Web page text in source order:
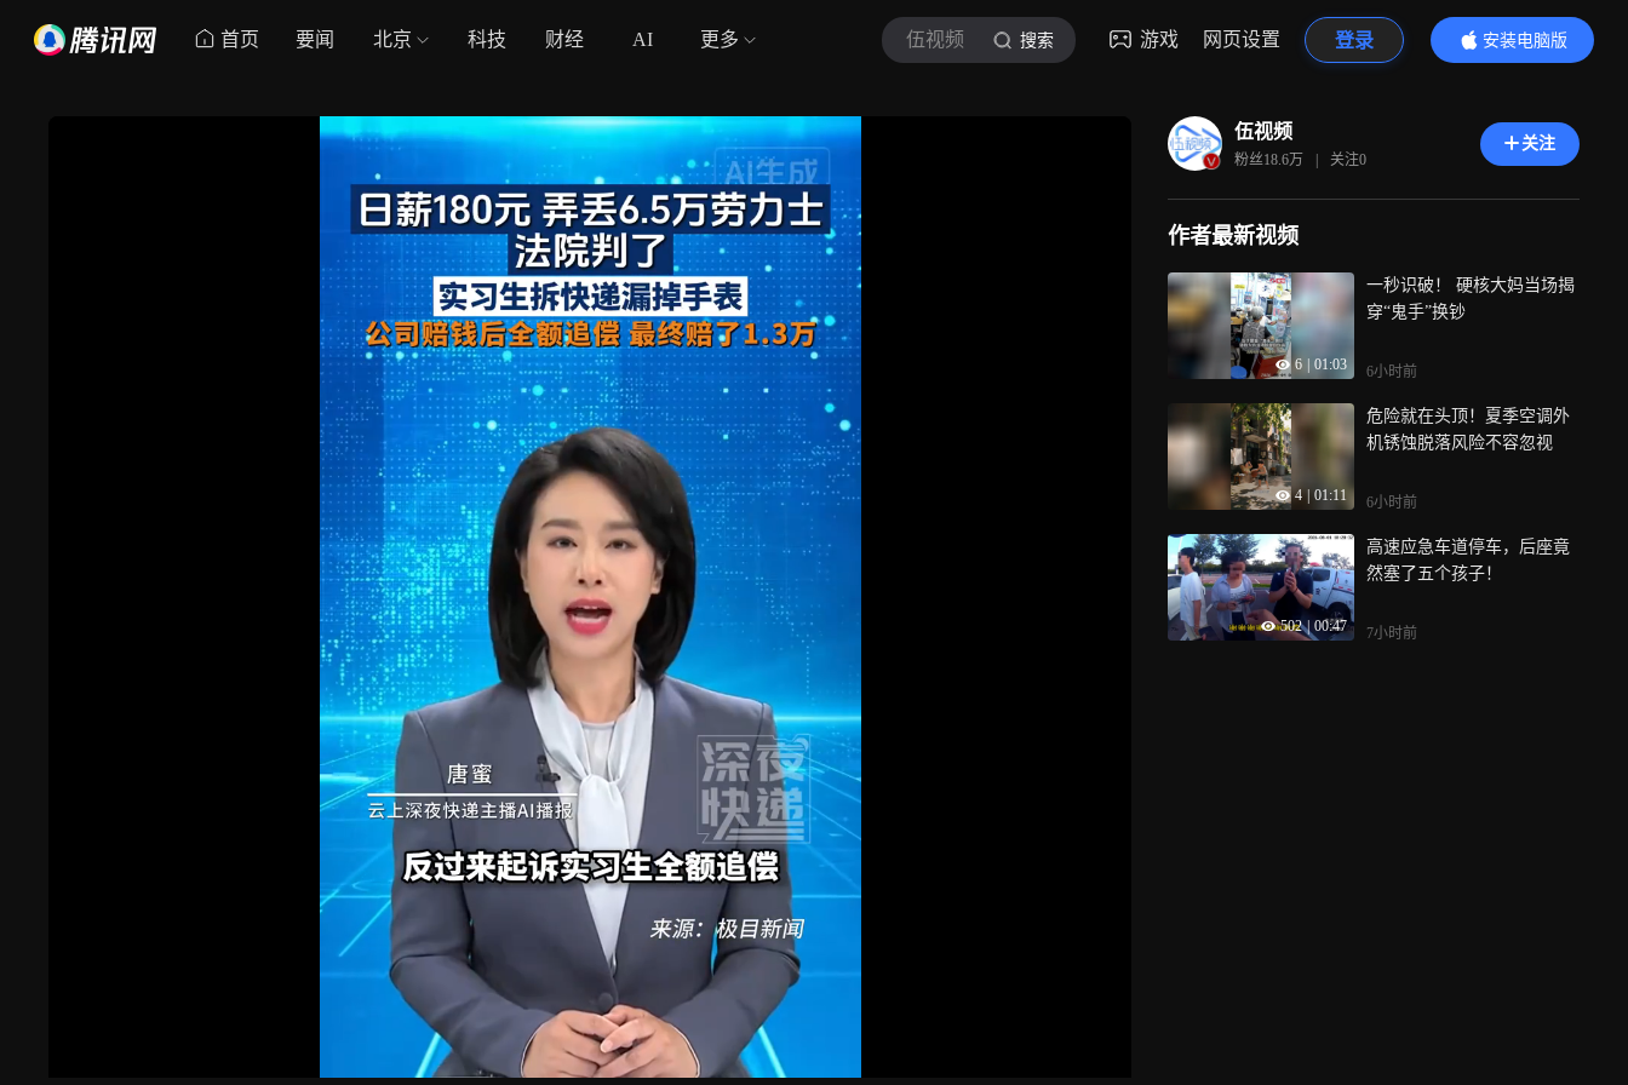
首页 要闻 北京 科技 财经 AI 更多 伍视频 搜索 游戏 网页设置 登录
安装电脑版
内容更精彩
伍视频
粉丝18.6万 | 关注0
关注
作者最新视频
6 01:03
一秒识破！ 硬核大妈当场揭
穿“鬼手”换钞
6小时前
4 01:11
危险就在头顶！夏季空调外
机锈蚀脱落风险不容忽视
6小时前
502 | 00:47
高速应急车道停车，后座竟
然塞了五个孩子！
7小时前